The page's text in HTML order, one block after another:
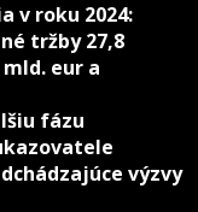
v roku 2024:
tržby 27,8
eur a
fázu
výzvy